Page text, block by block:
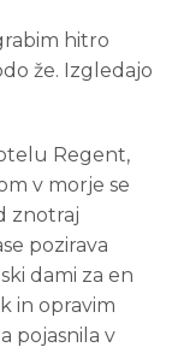
hitro
že. Izgledajo
Regent,
v morje se
znotraj
pozirava
dami za en
in opravim
pojasnila v